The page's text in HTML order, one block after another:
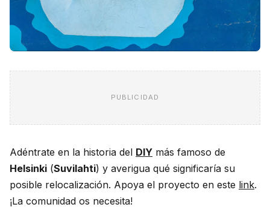
PUBLICIDAD
Adéntrate en la historia del DIY más famoso de
Helsinki (Suvilahti) y averigua qué significaría su
posible relocalización. Apoya el proyecto en este link.
¡La comunidad os necesita!